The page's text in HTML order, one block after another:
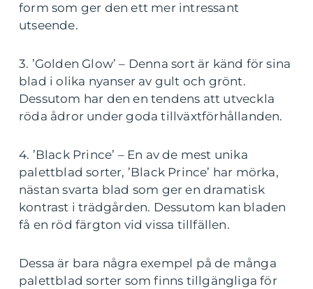
form som ger den ett mer intressant
utseende.
3. ’Golden Glow’ – Denna sort är känd för sina
blad i olika nyanser av gult och grönt.
Dessutom har den en tendens att utveckla
röda ådror under goda tillväxtförhållanden.
4. ’Black Prince’ – En av de mest unika
palettblad sorter, ’Black Prince’ har mörka,
nästan svarta blad som ger en dramatisk
kontrast i trädgården. Dessutom kan bladen
få en röd färgton vid vissa tillfällen.
Dessa är bara några exempel på de många
palettblad sorter som finns tillgängliga för